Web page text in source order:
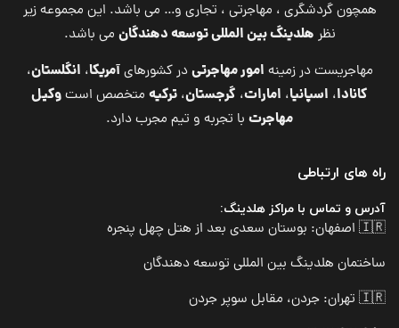
همچون گردشگری ، مهاجرتی ، تجاری و… می باشد. این مجموعه زیر
نظر هلدینگ بین المللی توسعه دهندگان می باشد.
مهاجریست در زمینه امور مهاجرتیدر کشورهایآمریکا، انگلستان،
کانادا، اسپانیا، امارات، گرجستان، ترکیه متخصص استوکیل
مهاجرت با تجربه و تیم مجرب دارد.
راه های ارتباطی
آدرس و تماس با مراکز هلدینگ:
🇮🇷 اصفهان: بوستان سعدی بعد از هتل چهل پنجره
ساختمان هلدینگ بین المللی توسعه دهندگان
🇮🇷 تهران: جردن، مقابل سوپر جردن